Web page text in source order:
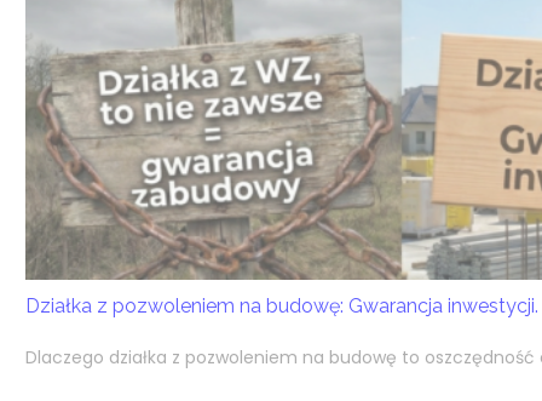
Działka z pozwoleniem na budowę: Gwarancja inwestycji.
Dlaczego działka z pozwoleniem na budowę to oszczędność